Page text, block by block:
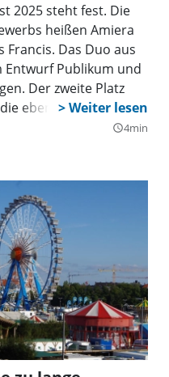
2025 steht fest. Die
heißen Amiera
Das Duo aus
Publikum und
Der zweite Platz
ebenfalls aus
Pascal Wilfling
query_builder4min